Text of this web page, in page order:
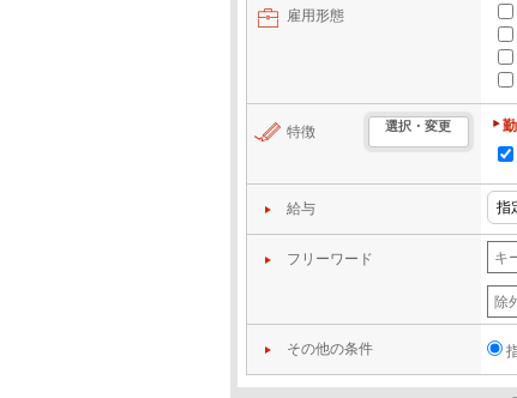
雇用形態
特徴 選択・変更
給与
フリーワード
その他の条件